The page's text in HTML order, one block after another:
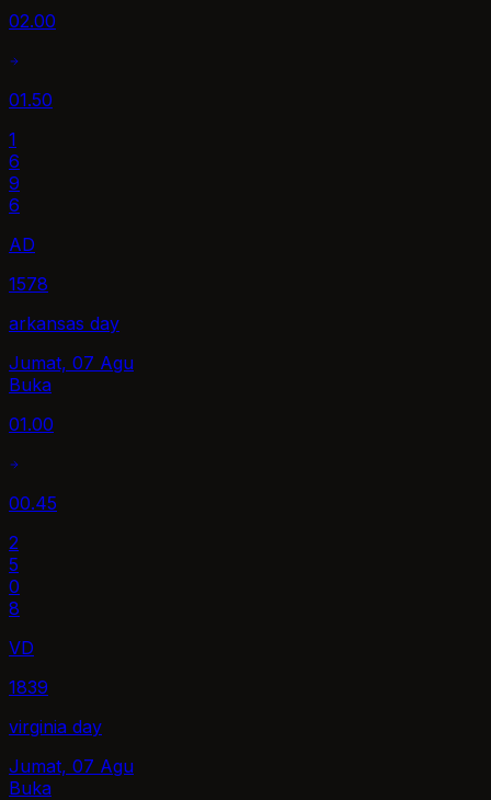
02.00
01.50
1
6
9
6
AD
1578
arkansas day
Jumat, 07 Agu
Buka
01.00
00.45
2
5
0
8
VD
1839
virginia day
Jumat, 07 Agu
Buka